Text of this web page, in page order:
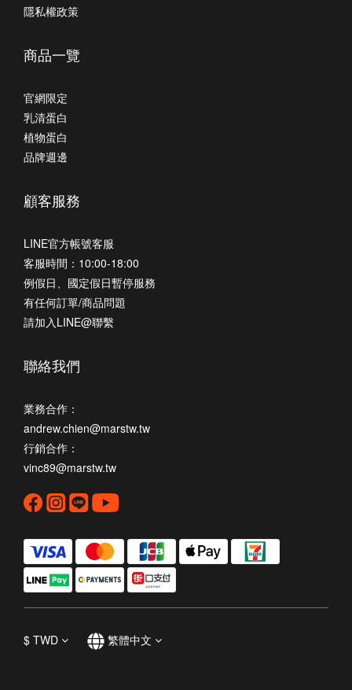
隱私權政策
商品一覽
官網限定
乳清蛋白
植物蛋白
品牌週邊
顧客服務
LINE官方帳號客服
客服時間：10:00-18:00
例假日、國定假日暫停服務
有任何訂單/商品問題
請加入LINE@聯繫
聯絡我們
業務合作：
andrew.chien@marstw.tw
行銷合作：
vinc89@marstw.tw
$ TWD 繁體中文